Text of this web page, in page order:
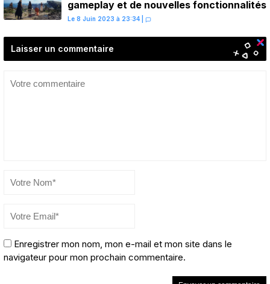
gameplay et de nouvelles fonctionnalités
Le 8 Juin 2023 à 23:34
Laisser un commentaire
Enregistrer mon nom, mon e-mail et mon site dans le
navigateur pour mon prochain commentaire.